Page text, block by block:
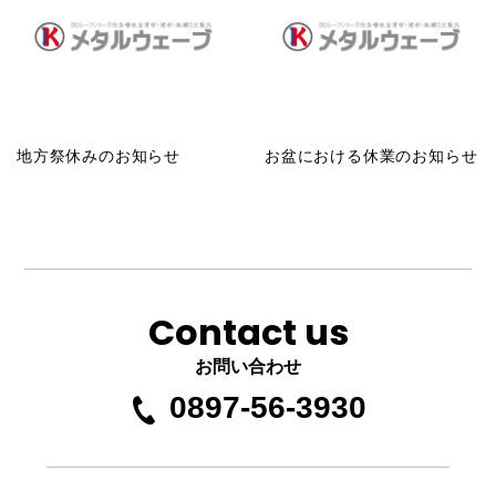
地方祭休みのお知らせ お盆における休業のお知らせ
Contact us
お問い合わせ
0897-56-3930